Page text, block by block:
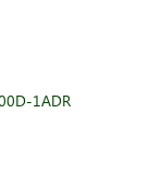
1ADR